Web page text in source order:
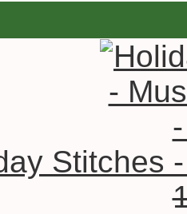
Stitches